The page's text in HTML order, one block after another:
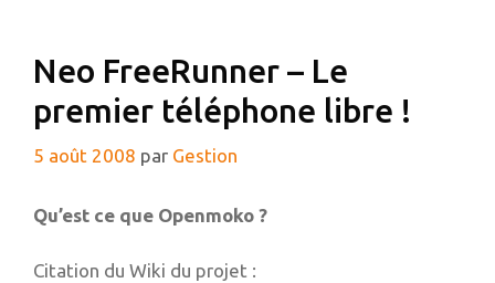
Neo FreeRunner – Le
premier téléphone libre !
5 août 2008 par Gestion
Qu’est ce que Openmoko ?
Citation du Wiki du projet :